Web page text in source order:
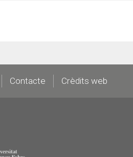
Contacte Crèdits web